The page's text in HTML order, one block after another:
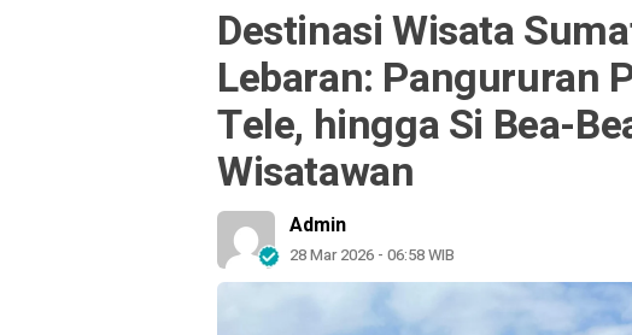
Destinasi Wisata
Lebaran: Pangururan
Tele, hingga Si Bea-
Wisatawan
Admin
28 Mar 2026 - 06:58 WIB